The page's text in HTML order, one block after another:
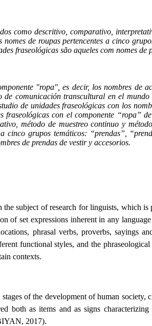
como descritivo, comparativo,
de roupas pertencentes a cinco
fraseológicas são aqueles com nomes de
"ropa", es decir, los nombres de
comunicación transcultural en el
de unidades fraseológicas con los
con el componente “ropa”
método de muestreo continuo y
cinco grupos temáticos: “prendas”,
de prendas de vestir y accesorios.
subject of research for linguists, which
of set expressions inherent in any
phrasal verbs, proverbs, sayings
functional styles, and the phraseological
contexts.
of the development of human
both as items and as signs
2017).